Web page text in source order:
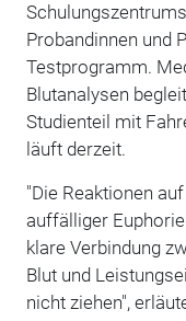
Probandinnen und
Testprogramm.
Blutanalysen
Studienteil mit
läuft derzeit.
"Die Reaktionen
auffälliger
klare Verbindung
Blut und
nicht ziehen",